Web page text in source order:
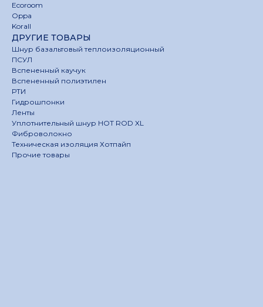
Ecoroom
Oppa
Korall
ДРУГИЕ ТОВАРЫ
Шнур базальтовый теплоизоляционный
ПСУЛ
Вспененный каучук
Вспененный полиэтилен
РТИ
Гидрошпонки
Ленты
Уплотнительный шнур HOT ROD XL
Фиброволокно
Техническая изоляция Хотпайп
Прочие товары